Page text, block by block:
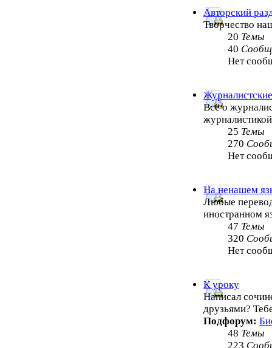
Авторский
Творчество
20 Темы
40
Нет
Всё о
25 Темы
270
Нет
На ненашем
Любые
иностранном
47 Темы
320
Нет
К уроку
Написал
друзьями?
Подфорум:
48 Темы
223